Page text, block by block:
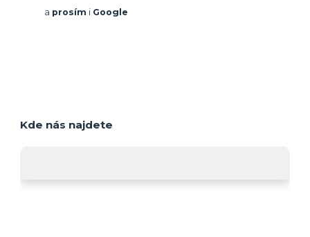
a prosím i Google
Kde nás najdete